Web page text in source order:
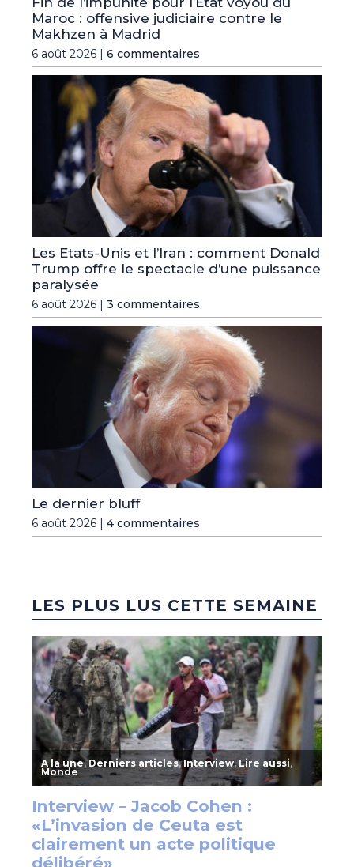
Maroc : offensive judiciaire contre le
Makhzen à Madrid
6 août 2026 | 6 commentaires
Les Etats-Unis et l’Iran : comment Donald
Trump offre le spectacle d’une puissance
paralysée
6 août 2026 | 3 commentaires
Le dernier bluff
6 août 2026 | 4 commentaires
LES PLUS LUS CETTE SEMAINE